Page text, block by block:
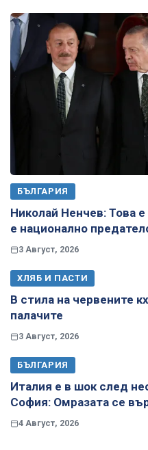
БЪЛГАРИЯ
Николай Ненчев: Това
е национално
3 Август, 2026
ХЛЯБ И ПАСТИ
В стила на червените
палачите
3 Август, 2026
БЪЛГАРИЯ
Италия е в шок след
София: Омразата се
4 Август, 2026